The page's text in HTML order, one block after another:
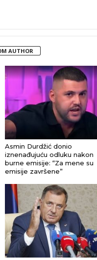
AUTHOR
Asmin Durdžić donio
iznenađujuću odluku nakon
burne emisije: “Za mene su
emisije završene”